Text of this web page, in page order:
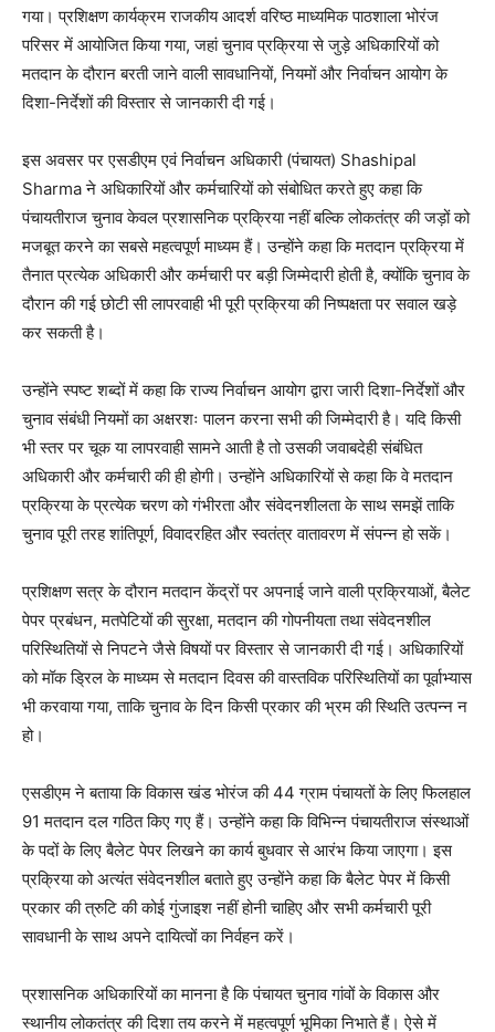
News Week
गया। प्रशिक्षण कार्यक्रम राजकीय आदर्श वरिष्ठ माध्यमिक पाठशाला भोरंज
परिसर में आयोजित किया गया, जहां चुनाव प्रक्रिया से जुड़े अधिकारियों को
मतदान के दौरान बरती जाने वाली सावधानियों, नियमों और निर्वाचन आयोग के
दिशा-निर्देशों की विस्तार से जानकारी दी गई।
इस अवसर पर एसडीएम एवं निर्वाचन अधिकारी (पंचायत) Shashipal
Sharma ने अधिकारियों और कर्मचारियों को संबोधित करते हुए कहा कि
पंचायतीराज चुनाव केवल प्रशासनिक प्रक्रिया नहीं बल्कि लोकतंत्र की जड़ों को
मजबूत करने का सबसे महत्वपूर्ण माध्यम हैं। उन्होंने कहा कि मतदान प्रक्रिया में
तैनात प्रत्येक अधिकारी और कर्मचारी पर बड़ी जिम्मेदारी होती है, क्योंकि चुनाव के
दौरान की गई छोटी सी लापरवाही भी पूरी प्रक्रिया की निष्पक्षता पर सवाल खड़े
कर सकती है।
उन्होंने स्पष्ट शब्दों में कहा कि राज्य निर्वाचन आयोग द्वारा जारी दिशा-निर्देशों और
चुनाव संबंधी नियमों का अक्षरशः पालन करना सभी की जिम्मेदारी है। यदि किसी
भी स्तर पर चूक या लापरवाही सामने आती है तो उसकी जवाबदेही संबंधित
अधिकारी और कर्मचारी की ही होगी। उन्होंने अधिकारियों से कहा कि वे मतदान
प्रक्रिया के प्रत्येक चरण को गंभीरता और संवेदनशीलता के साथ समझें ताकि
चुनाव पूरी तरह शांतिपूर्ण, विवादरहित और स्वतंत्र वातावरण में संपन्न हो सकें।
प्रशिक्षण सत्र के दौरान मतदान केंद्रों पर अपनाई जाने वाली प्रक्रियाओं, बैलेट
पेपर प्रबंधन, मतपेटियों की सुरक्षा, मतदान की गोपनीयता तथा संवेदनशील
परिस्थितियों से निपटने जैसे विषयों पर विस्तार से जानकारी दी गई। अधिकारियों
को मॉक ड्रिल के माध्यम से मतदान दिवस की वास्तविक परिस्थितियों का पूर्वाभ्यास
भी करवाया गया, ताकि चुनाव के दिन किसी प्रकार की भ्रम की स्थिति उत्पन्न न
हो।
एसडीएम ने बताया कि विकास खंड भोरंज की 44 ग्राम पंचायतों के लिए फिलहाल
91 मतदान दल गठित किए गए हैं। उन्होंने कहा कि विभिन्न पंचायतीराज संस्थाओं
के पदों के लिए बैलेट पेपर लिखने का कार्य बुधवार से आरंभ किया जाएगा। इस
प्रक्रिया को अत्यंत संवेदनशील बताते हुए उन्होंने कहा कि बैलेट पेपर में किसी
प्रकार की त्रुटि की कोई गुंजाइश नहीं होनी चाहिए और सभी कर्मचारी पूरी
सावधानी के साथ अपने दायित्वों का निर्वहन करें।
प्रशासनिक अधिकारियों का मानना है कि पंचायत चुनाव गांवों के विकास और
स्थानीय लोकतंत्र की दिशा तय करने में महत्वपूर्ण भूमिका निभाते हैं। ऐसे में